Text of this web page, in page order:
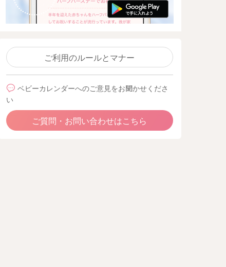
ご利用のルールとマナー
ベビーカレンダーへのご意見をお聞かせくださ
い
ご質問・お問い合わせはこちら